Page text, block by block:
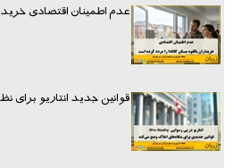
عدم اطمینان اقتصادی
قوانین جدید انتاریو برای